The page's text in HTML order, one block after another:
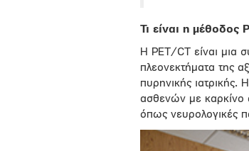
Τι είναι η μέθοδος
Η PET/CT είναι μια
πλεονεκτήματα της
πυρηνικής ιατρικής.
ασθενών με καρκίνο
όπως νευρολογικές